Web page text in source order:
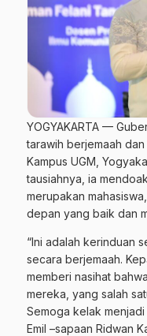
YOGYAKARTA —
tarawih berjemaah
Kampus UGM,
tausiahnya, ia
merupakan
depan yang baik dan
“Ini adalah kerinduan
secara berjemaah.
memberi nasihat
mereka, yang salah
Semoga kelak
Emil –sapaan Ridwan